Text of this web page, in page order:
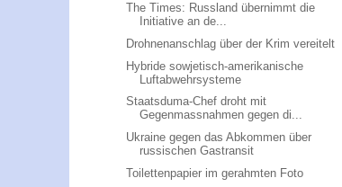
The Times: Russland übernimmt die
Initiative an de...
Drohnenanschlag über der Krim vereitelt
Hybride sowjetisch-amerikanische
Luftabwehrsysteme
Staatsduma-Chef droht mit
Gegenmassnahmen gegen di...
Ukraine gegen das Abkommen über
russischen Gastransit
Toilettenpapier im gerahmten Foto